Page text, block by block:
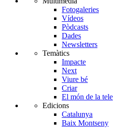
Fotogaleries
Vídeos
Pòdcasts
Dades
Newsletters
Temàtics
Impacte
Next
Viure bé
Criar
El món de la tele
Edicions
Catalunya
Baix Montseny